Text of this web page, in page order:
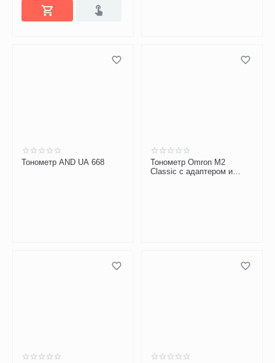
Тонометр AND UA 668
Тонометр Omron M2
Classic с адаптером и